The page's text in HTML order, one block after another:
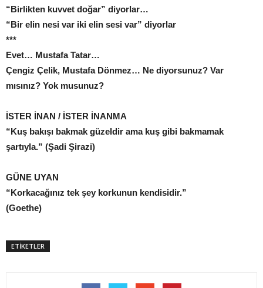
“Birlikten kuvvet doğar” diyorlar…
“Bir elin nesi var iki elin sesi var” diyorlar
***
Evet… Mustafa Tatar…
Çengiz Çelik, Mustafa Dönmez… Ne diyorsunuz? Var
mısınız? Yok musunuz?
İSTER İNAN / İSTER İNANMA
“Kuş bakışı bakmak güzeldir ama kuş gibi bakmamak
şartıyla.” (Şadi Şirazi)
GÜNE UYAN
“Korkacağınız tek şey korkunun kendisidir.”
(Goethe)
ETİKETLER